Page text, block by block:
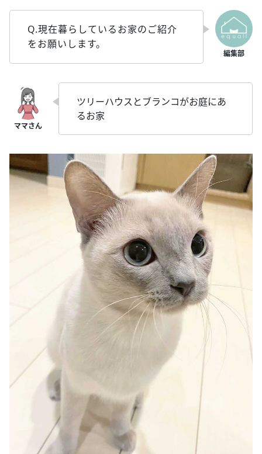
Q.現在暮らしているお家のご紹介
をお願いします。
ツリーハウスとブランコがお庭にあ
るお家